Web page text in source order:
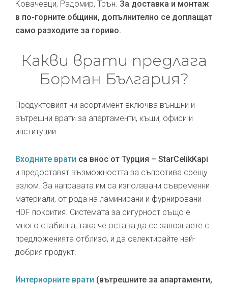
Ковачевци, Радомир, Трън. За доставка и монтаж
в по-горните общини, допълнително се доплащат
само разходите за гориво.
Какви врати предлага
Борман България?
Продуктовият ни асортимент включва външни и
вътрешни врати за апартаменти, къщи, офиси и
институции.
Входните врати са внос от Турция – StarCelikKapi
и предоставят възможността за съпротива срещу
взлом. За направата им са използвани съвременни
материали, от рода на ламинирани и фурнировани
HDF покрития. Системата за сигурност също е
много стабилна, така че остава да се запознаете с
предложенията отблизо, и да селектирайте най-
добрия продукт.
Интериорните врати (вътрешните за апартаменти,